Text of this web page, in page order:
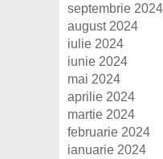
septembrie 2024
august 2024
iulie 2024
iunie 2024
mai 2024
aprilie 2024
martie 2024
februarie 2024
ianuarie 2024